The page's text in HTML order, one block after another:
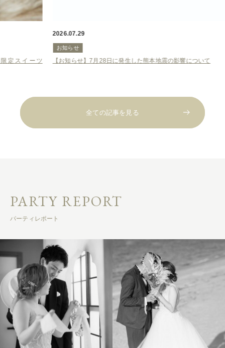
ツ 【お知らせ】7月28日に発生した熊本地震の影響について
全ての記事を見る
PARTY REPORT
パーティレポート